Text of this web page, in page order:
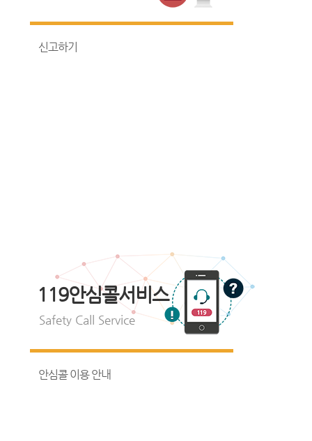
신고하기
119안심콜서비스
Safety Call Service
안심콜 이용 안내